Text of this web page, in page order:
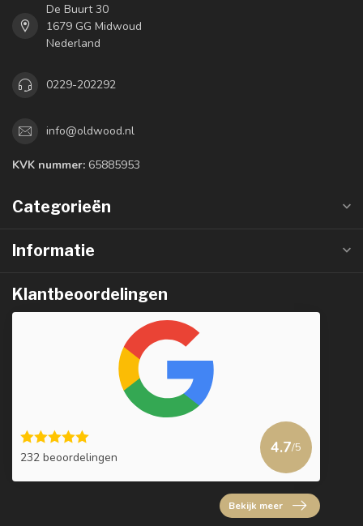
De Buurt 30
1679 GG Midwoud
Nederland
0229-202292
info@oldwood.nl
KVK nummer: 65885953
Categorieën
Informatie
Klantbeoordelingen
232 beoordelingen
4.7/5
Bekijk meer